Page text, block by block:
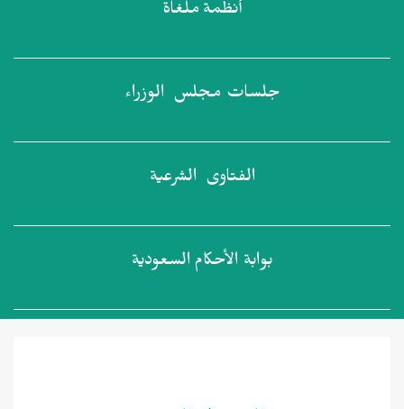
أنظمة ملغاة
جلسات مجلس الوزراء
الفتاوى الشرعية
بوابة الأحكام السعودية